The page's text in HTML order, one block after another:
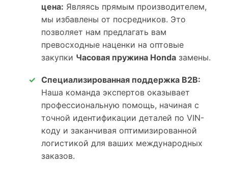
цена: Являясь прямым производителем,
мы избавлены от посредников. Это
позволяет нам предлагать вам
превосходные наценки на оптовые
закупки Часовая пружина Hondaзамены.
Специализированная поддержка B2B:
Наша команда экспертов оказывает
профессиональную помощь, начиная с
точной идентификации деталей по VIN-
коду и заканчивая оптимизированной
логистикой для ваших международных
заказов.